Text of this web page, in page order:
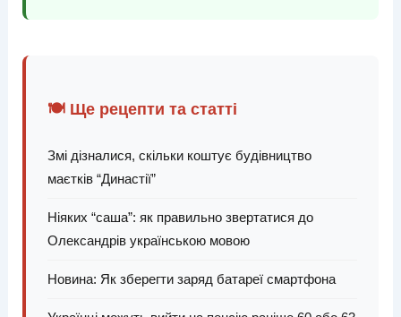
🍽️ Ще рецепти та статті
Змі дізналися, скільки коштує будівництво
маєтків “Династії”
Ніяких “саша”: як правильно звертатися до
Олександрів українською мовою
Новина: Як зберегти заряд батареї смартфона